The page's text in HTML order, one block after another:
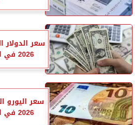
2026 في البنوك.. تحديث لحظي
2026 في البنوك.. تحديث لحظي